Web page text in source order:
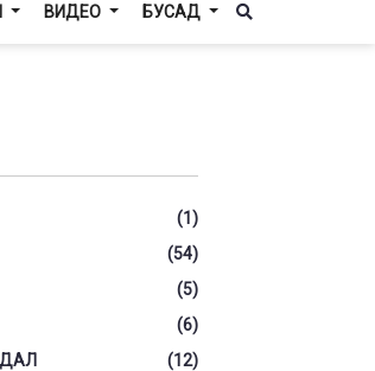
ВИДЕО БУСАД
(1)
(54)
(5)
(6)
(12)